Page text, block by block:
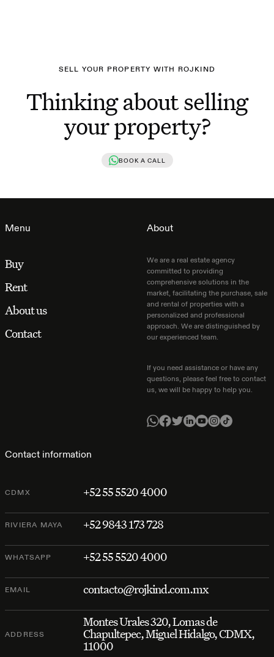
SELL YOUR PROPERTY WITH ROJKIND
Thinking about selling
your property?
BOOK A CALL
Menu
Buy
Rent
About us
Contact
Contact information
CDMX +52 55 5520 4000
RIVIERA MAYA +52 9843 173 728
WHATSAPP +52 55 5520 4000
EMAIL contacto@rojkind.com.mx
ADDRESS
Montes Urales 320, Lomas de
Chapultepec, Miguel Hidalgo, CDMX,
11000
About
We are a real estate agency
committed to providing
comprehensive solutions in the
market, facilitating the purchase, sale
and rental of properties with a
personalized and professional
approach. We are distinguished by
our experienced team.
If you need assistance or have any
questions, please feel free to contact
us, we will be happy to help you.